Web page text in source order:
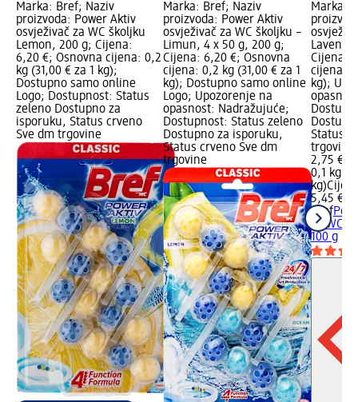
Marka: Bref; Naziv
proizvoda: Power Aktiv
osvježivač za WC školjku
Lemon, 200 g; Cijena:
6,20 €; Osnovna cijena: 0,2
kg (31,00 € za 1 kg);
Dostupno samo online
Logo; Dostupnost: Status
zeleno Dostupno za
isporuku, Status crveno
Sve dm trgovine
Marka: Bref; Naziv
proizvoda: Power Aktiv
osvježivač za WC školjku –
Limun, 4 x 50 g, 200 g;
Cijena: 6,20 €; Osnovna
cijena: 0,2 kg (31,00 € za 1
kg); Dostupno samo online
Logo; Upozorenje na
opasnost: Nadražujuće;
Dostupnost: Status zeleno
Dostupno za isporuku,
Status crveno Sve dm
trgovine
Marka:
Cijena:
cijena:
kg);
Status
trgovinu
2,75 €
0,1 kg
kg)
5,45 €
Bref
za WC
100 g